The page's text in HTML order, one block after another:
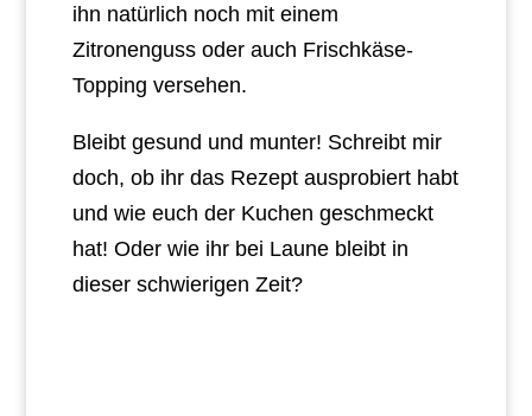
ihn natürlich noch mit einem
Zitronenguss oder auch Frischkäse-
Topping versehen.
Bleibt gesund und munter! Schreibt mir
doch, ob ihr das Rezept ausprobiert habt
und wie euch der Kuchen geschmeckt
hat! Oder wie ihr bei Laune bleibt in
dieser schwierigen Zeit?